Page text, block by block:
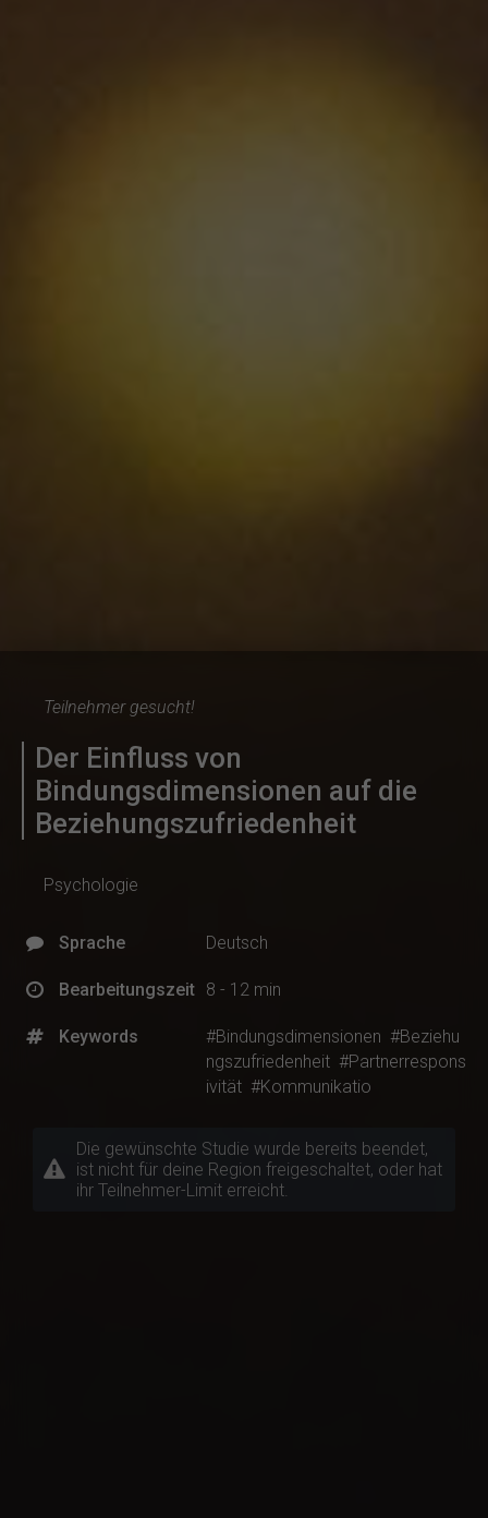
Teilnehmer gesucht!
Der Einfluss von
Bindungsdimensionen auf die
Beziehungszufriedenheit
Psychologie
Sprache Deutsch
Bearbeitungszeit 8 - 12 min
Keywords #Bindungsdimensionen #Beziehu
ngszufriedenheit #Partnerrespons
ivität #Kommunikatio
Die gewünschte Studie wurde bereits beendet,
ist nicht für deine Region freigeschaltet, oder hat
ihr Teilnehmer-Limit erreicht.